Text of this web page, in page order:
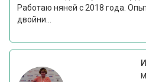
Работаю няней с 2018 года.
двойни...